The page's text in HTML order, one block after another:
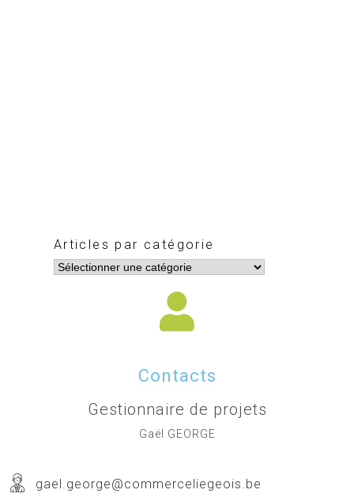
Articles par catégorie
Contacts
Gestionnaire de projets
Gaël GEORGE
gael.george@commerceliegeois.be